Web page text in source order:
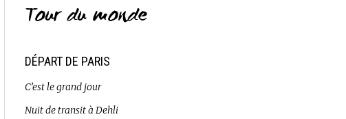
Tour du monde
DÉPART DE PARIS
C’est le grand jour
Nuit de transit à Dehli